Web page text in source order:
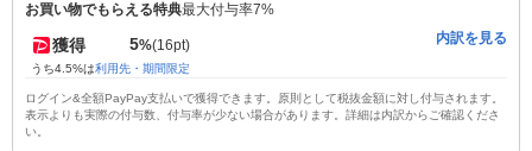
お買い物でもらえる特典最大付与率7%
獲得 5%(16pt)
うち4.5%は利用先・期間限定
内訳を見る
ログイン&全額PayPay支払いで獲得できます。原則として税抜金額に対し付与されます。
表示よりも実際の付与数、付与率が少ない場合があります。詳細は内訳からご確認くださ
い。